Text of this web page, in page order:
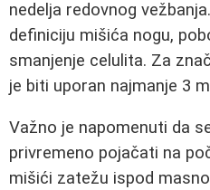
nedelja redovnog
definiciju mišića nogu,
smanjenje celulita. Za
je biti uporan najmanje 3
Važno je napomenuti da
privremeno pojačati na
mišići zatežu ispod